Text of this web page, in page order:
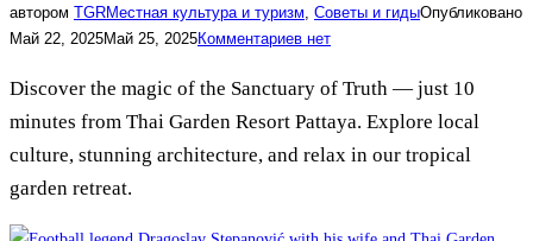
автором TGRМестная культура и туризм, Советы и гидыОпубликовано
Май 22, 2025Май 25, 2025Комментариев нет
Discover the magic of the Sanctuary of Truth — just 10
minutes from Thai Garden Resort Pattaya. Explore local
culture, stunning architecture, and relax in our tropical
garden retreat.